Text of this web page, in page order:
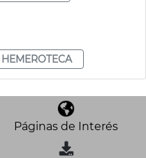
HEMEROTECA
Páginas de Interés